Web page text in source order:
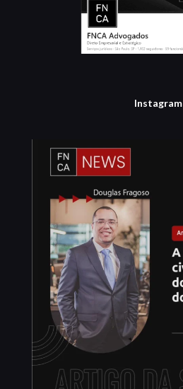
Instagram